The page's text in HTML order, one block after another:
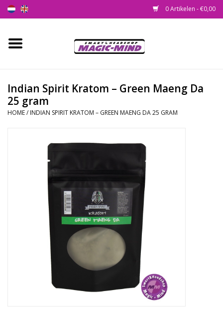
0 Artikelen - €0,00
Home
Smartshop
Health Supplies
Rituals & Wierook
Indian Spirit Kratom – Green Maeng Da
25 gram
HOME/ INDIAN SPIRIT KRATOM – GREEN MAENG DA 25 GRAM